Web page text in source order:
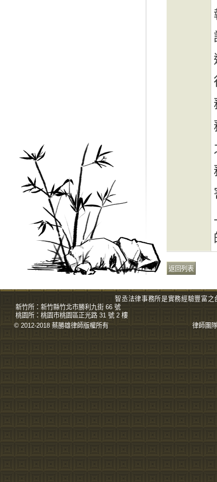
智丞法律事務所是實務經驗豐富之
新竹所： 新竹縣竹北市勝利九街 66 號
桃園所： 桃園市桃園區正光路 31 號 2 樓
© 2012-2018 蔡勝雄律師版權所有 律師團隊